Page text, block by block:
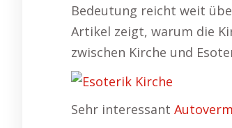
Bedeutung reicht weit
Artikel zeigt, warum die
zwischen Kirche und
Sehr interessant